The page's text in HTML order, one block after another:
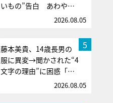
いもの”告白 あわや…
2026.08.05
5
藤本美貴、14歳長男の
服に異変→聞かされた“4
文字の理由”に困惑「…
2026.08.05